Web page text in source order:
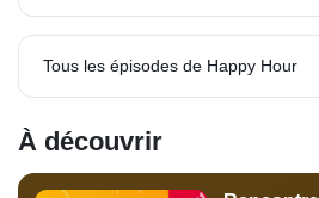
Tous les épisodes de Happy Hour
À découvrir